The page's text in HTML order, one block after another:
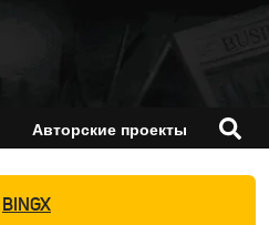
Авторские проекты
BINGX